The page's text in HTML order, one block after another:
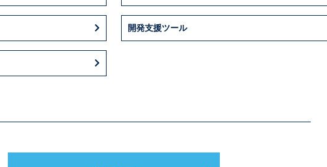
開発支援ツール